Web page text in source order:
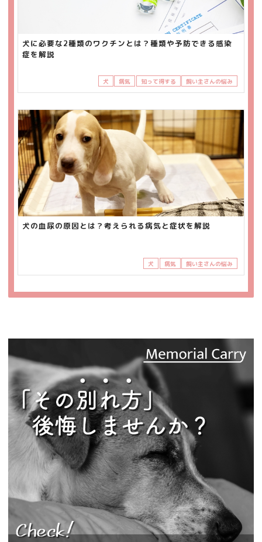
犬に必要な2種類のワクチンとは？種類や予防できる感染
症を解説
犬 病気 知って得する 飼い主さんの悩み
犬の血尿の原因とは？考えられる病気と症状を解説
犬 病気 飼い主さんの悩み